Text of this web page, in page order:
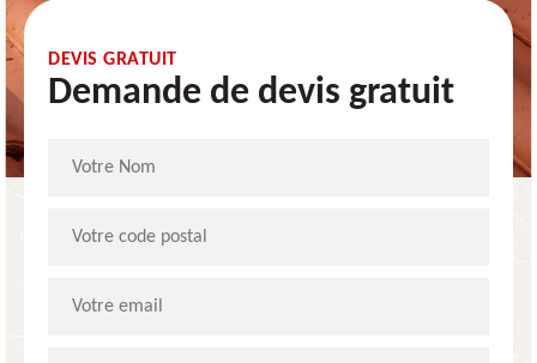
DEVIS GRATUIT
Demande de devis gratuit